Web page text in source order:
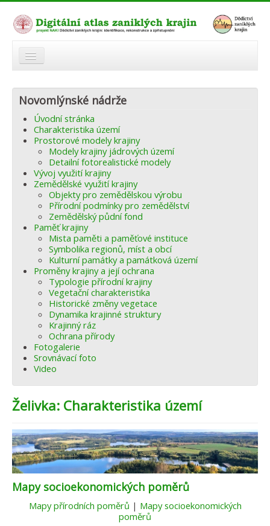
Modelová území
Zaniklé krajiny
Odkazy
Fórum
Autoři
Novomlýnské nádrže
Úvodní stránka
Charakteristika území
Prostorové modely krajiny
Modely krajiny jádrových území
Detailní fotorealistické modely
Vývoj využití krajiny
Zemědělské využití krajiny
Objekty pro zemědělskou výrobu
Přírodní podmínky pro zemědělství
Zemědělský půdní fond
Paměť krajiny
Mista paměti a paměťové instituce
Symbolika regionů, míst a obcí
Kulturní památky a památková území
Proměny krajiny a její ochrana
Typologie přírodní krajiny
Vegetační charakteristika
Historické změny vegetace
Dynamika krajinné struktury
Krajinný ráz
Ochrana přírody
Fotogalerie
Srovnávací foto
Video
Želivka: Charakteristika území
Mapy socioekonomických poměrů
Mapy přírodních poměrů | Mapy socioekonomických
poměrů